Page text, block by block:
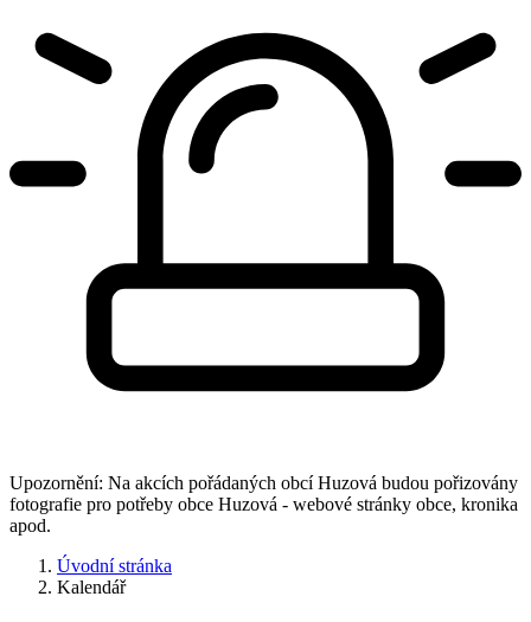
Upozornění: Na akcích pořádaných obcí Huzová budou pořizovány
fotografie pro potřeby obce Huzová - webové stránky obce, kronika
apod.
Úvodní stránka
Kalendář